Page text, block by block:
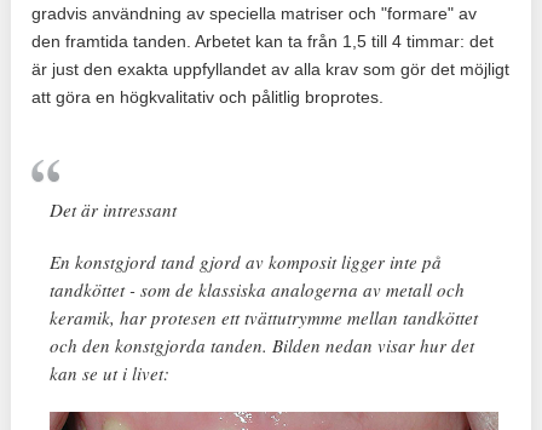
gradvis användning av speciella matriser och "formare" av
den framtida tanden. Arbetet kan ta från 1,5 till 4 timmar: det
är just den exakta uppfyllandet av alla krav som gör det möjligt
att göra en högkvalitativ och pålitlig broprotes.
Det är intressant
En konstgjord tand gjord av komposit ligger inte på
tandköttet - som de klassiska analogerna av metall och
keramik, har protesen ett tvättutrymme mellan tandköttet
och den konstgjorda tanden. Bilden nedan visar hur det
kan se ut i livet: